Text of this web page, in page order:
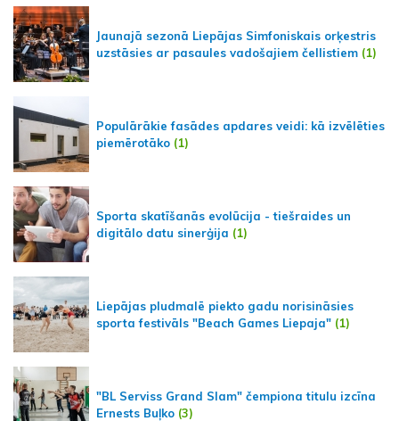
Jaunajā sezonā Liepājas Simfoniskais orķestris
uzstāsies ar pasaules vadošajiem čellistiem (1)
Populārākie fasādes apdares veidi: kā izvēlēties
piemērotāko (1)
Sporta skatīšanās evolūcija - tiešraides un
digitālo datu sinerģija (1)
Liepājas pludmalē piekto gadu norisināsies
sporta festivāls "Beach Games Liepaja" (1)
"BL Serviss Grand Slam" čempiona titulu izcīna
Ernests Buļko (3)